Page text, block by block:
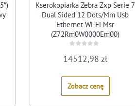
Kserokopiarka Zebra Zxp Serie 7
Dual Sided 12 Dots/Mm Usb
Ethernet Wi-Fi Msr
(Z72Rm0W0000Em00)
0
out
5
14512,98zł
Zobacz cenę